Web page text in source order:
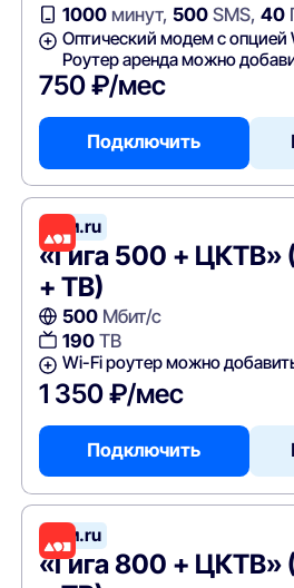
1000минут, 500SMS, 40
Оптический модем с опцией
Роутер аренда можно
750 ₽/мес
Подключить
Дом.ru
«Гига 500 + ЦКТВ»
+ ТВ)
500Мбит/с
190ТВ
Wi-Fi роутер можно
1 350 ₽/мес
Подключить
Дом.ru
«Гига 800 + ЦКТВ»